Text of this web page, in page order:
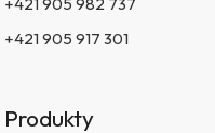
+421 905 917 301
Produkty